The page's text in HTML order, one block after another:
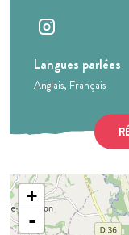
Langues parlées
Anglais Français
+
-